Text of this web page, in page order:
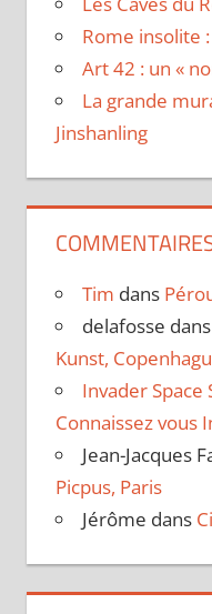
Rome insolite
Art 42 : un «
La grande
Jinshanling
Tim dans
delafosse dans
Kunst,
Invader Space
Connaissez vous
Jean-Jacques
Picpus, Paris
Jérôme dans